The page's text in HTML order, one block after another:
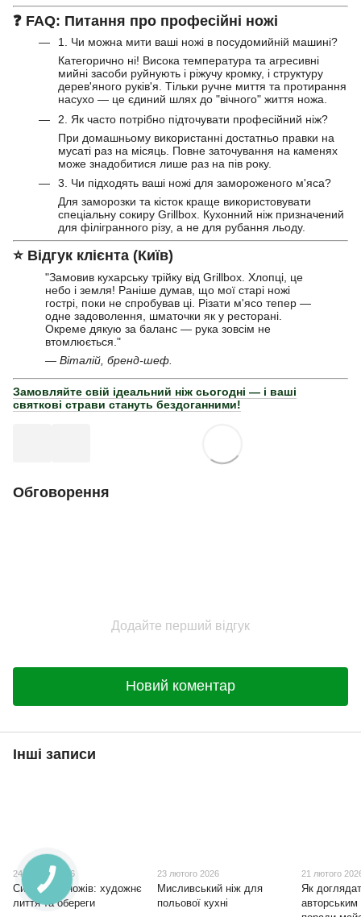
❓ FAQ: Питання про професійні ножі
1. Чи можна мити ваші ножі в посудомийній машині?
Категорично ні! Висока температура та агресивні
мийні засоби руйнують і ріжучу кромку, і структуру
дерев'яного руків'я. Тільки ручне миття та протирання
насухо — це єдиний шлях до "вічного" життя ножа.
2. Як часто потрібно підточувати професійний ніж?
При домашньому використанні достатньо правки на
мусаті раз на місяць. Повне заточування на каменях
може знадобитися лише раз на пів року.
3. Чи підходять ваші ножі для замороженого м'яса?
Для заморозки та кісток краще використовувати
спеціальну сокиру Grillbox. Кухонний ніж призначений
для філігранного різу, а не для рубання льоду.
⭐ Відгук клієнта (Київ)
"Замовив кухарську трійку від Grillbox. Хлопці, це
небо і земля! Раніше думав, що мої старі ножі
гострі, поки не спробував ці. Різати м'ясо тепер —
одне задоволення, шматочки як у ресторані.
Окреме дякую за баланс — рука зовсім не
втомлюється."
— Віталій, бренд-шеф.
Замовляйте свій ідеальний ніж сьогодні — і ваші
святкові страви стануть бездоганними!
Обговорення
Додайте перший відгук
Новий коментар
Інші записи
24 лютого 2026
Символіка ножів: художнє
лиття та обереги
23 лютого 2026
Мисливський ніж для
польової кухні
21 лютого
Як